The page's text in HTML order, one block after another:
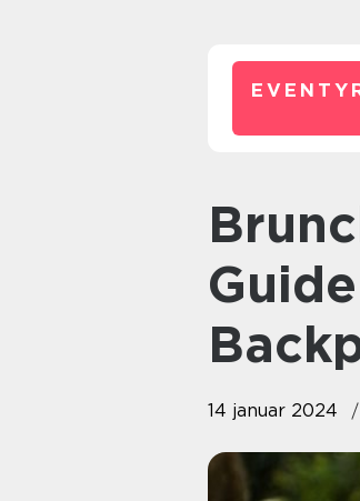
Brunch Buffet København: En
14 januar 2024